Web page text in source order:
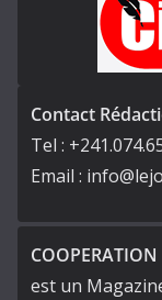
Contact
Tel :
Email :
est un